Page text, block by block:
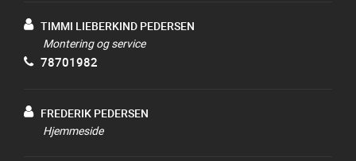
TIMMI LIEBERKIND PEDERSEN
Montering og service
78701982
FREDERIK PEDERSEN
Hjemmeside